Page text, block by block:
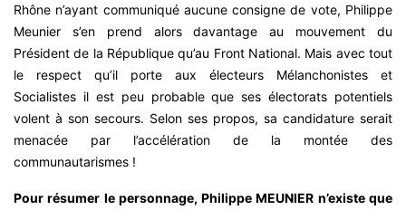
Rhône n’ayant communiqué aucune consigne de vote, Philippe
Meunier s’en prend alors davantage au mouvement du
Président de la République qu’au Front National. Mais avec tout
le respect qu’il porte aux électeurs Mélanchonistes et
Socialistes il est peu probable que ses électorats potentiels
volent à son secours. Selon ses propos, sa candidature serait
menacée par l’accélération de la montée des
communautarismes !
Pour résumer le personnage, Philippe MEUNIER n’existe que